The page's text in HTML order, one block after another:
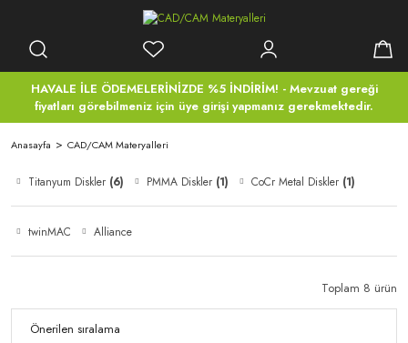
HAVALE İLE ÖDEMELERİNİZDE %5 İNDİRİM! - Mevzuat gereği
fiyatları görebilmeniz için üye girişi yapmanız gerekmektedir.
Anasayfa CAD/CAM Materyalleri
Titanyum Diskler (6) PMMA Diskler (1) CoCr Metal Diskler (1)
twinMAC Alliance
Toplam 8 ürün